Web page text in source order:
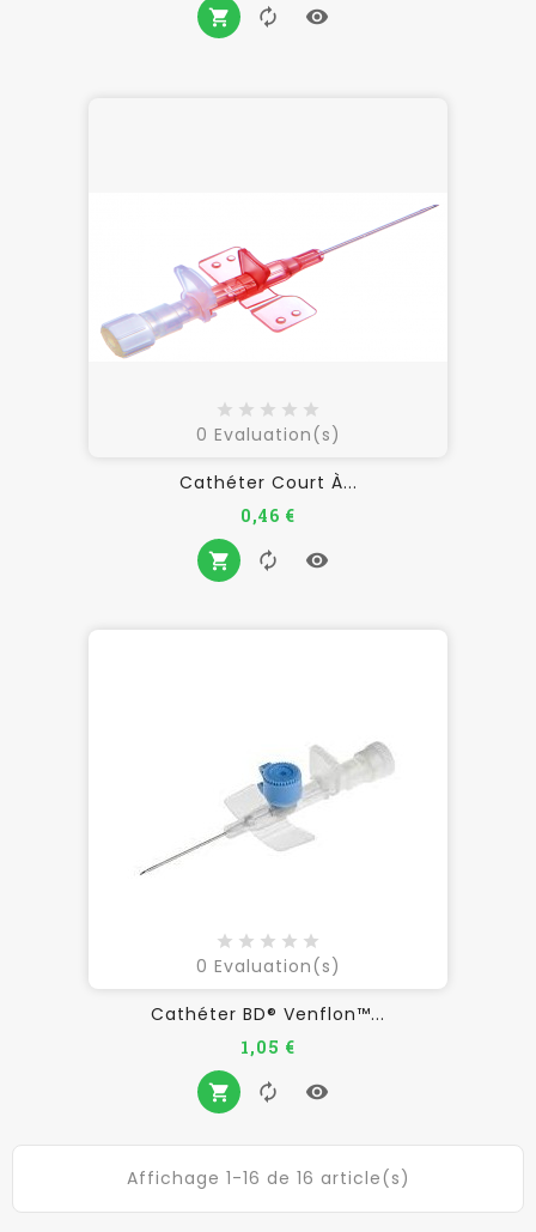
0 Evaluation(s)
Cathéter Court À...
0,46 €
0 Evaluation(s)
Cathéter BD® Venflon™...
1,05 €
Affichage 1-16 de 16 article(s)